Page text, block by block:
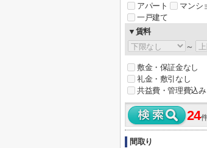
アパート
マンシ
一戸建て
▼賃料
～
敷金・保証金なし
礼金・敷引なし
共益費・管理費込み
24
間取り